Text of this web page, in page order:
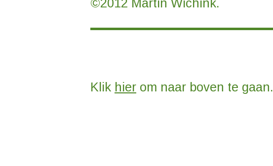
©2012 Martin Wichink.
Klik hier om naar boven te gaan.